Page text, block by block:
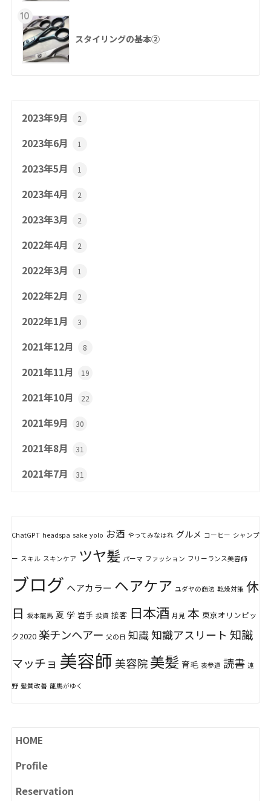
10
スタイリングの基本②
2023年9月 2
2023年6月 1
2023年5月 1
2023年4月 2
2023年3月 2
2022年4月 2
2022年3月 1
2022年2月 2
2022年1月 3
2021年12月 8
2021年11月 19
2021年10月 22
2021年9月 30
2021年8月 31
2021年7月 31
ChatGPT headspa sake yolo お酒 やってみなはれ グルメ コーヒー シャンプ
ー スキル スキンケア ツヤ髪 パーマ ファッション フリーランス美容師
ブログ ヘアカラー ヘアケア ユダヤの商法 乾燥対策 休
日 坂本龍馬 夏 学 岩手 投資 接客 日本酒 月見 本 東京オリンピッ
ク2020 楽チンヘアー 父の日 知識 知識アスリート 知識
マッチョ 美容師美容院美髪 育毛 表参道 読書 遠
野 髪質改善 龍馬がゆく
HOME
Profile
Reservation